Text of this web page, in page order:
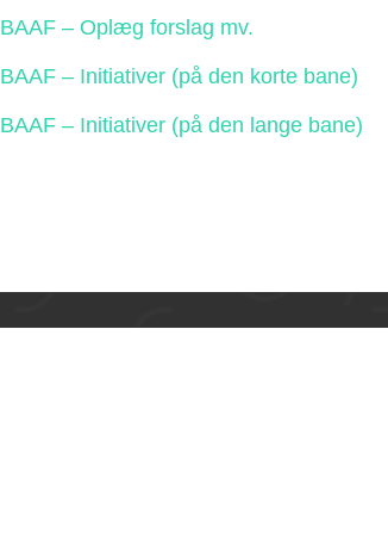
BAAF – Oplæg forslag mv.
BAAF – Initiativer (på den korte bane)
BAAF – Initiativer (på den lange bane)